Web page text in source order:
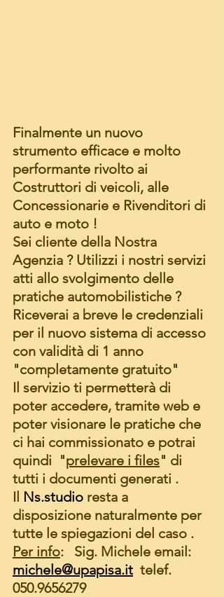
Finalmente un nuovo
strumento efficace e molto
performante rivolto ai
Costruttori di veicoli, alle
Concessionarie e Rivenditori di
auto e moto !
Sei cliente della Nostra
Agenzia ? Utilizzi i nostri servizi
atti allo svolgimento delle
pratiche automobilistiche ?
Riceverai a breve le credenziali
per il nuovo sistema di accesso
con validità di 1 anno
"completamente gratuito"
Il servizio ti permetterà di
poter accedere, tramite web e
poter visionare le pratiche che
ci hai commissionato e potrai
quindi  "prelevare i files" di
tutti i documenti generati .
Il Ns.studio resta a
disposizione naturalmente per
tutte le spiegazioni del caso .
Per info:   Sig. Michele email:
michele@upapisa.it
  telef.
050.9656279